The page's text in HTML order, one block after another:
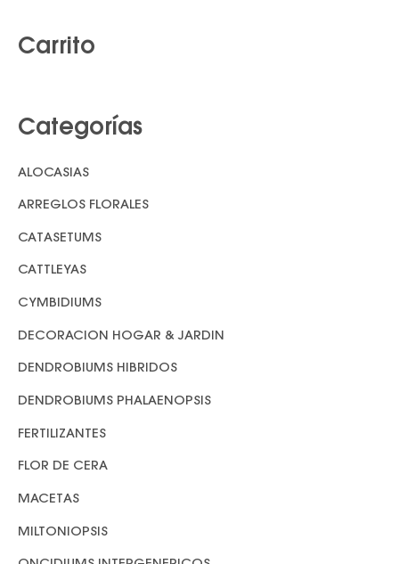
p
Carrito
Categorías
ALOCASIAS
ARREGLOS FLORALES
CATASETUMS
CATTLEYAS
CYMBIDIUMS
DECORACION HOGAR & JARDIN
DENDROBIUMS HIBRIDOS
DENDROBIUMS PHALAENOPSIS
FERTILIZANTES
FLOR DE CERA
MACETAS
MILTONIOPSIS